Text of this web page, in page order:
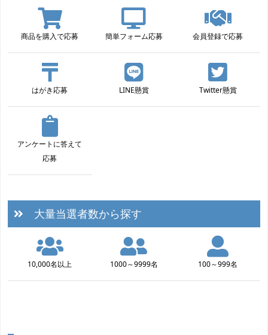
商品を購入で応募 簡単フォーム応募 会員登録で応募
はがき応募 LINE懸賞 Twitter懸賞
アンケートに答えて
応募
大量当選者数から探す
10,000名以上 1000～9999名 100～999名